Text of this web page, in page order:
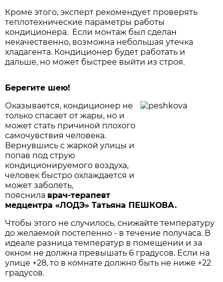
Кроме этого, эксперт рекомендует проверять
теплотехнические параметры работы
кондиционера. Если монтаж был сделан
некачественно, возможна небольшая утечка
хладагента. Кондиционер будет работать и
дальше, но может быстрее выйти из строя.
Берегите шею!
Оказывается, кондиционер не
только спасает от жары, но и
может стать причиной плохого
самочувствия человека.
Вернувшись с жаркой улицы и
попав под струю
кондиционируемого воздуха,
человек быстро охлаждается и
может заболеть,
пояснила врач-терапевт
медцентра «ЛОДЭ» Татьяна ПЕШКОВА.
Чтобы этого не случилось, снижайте температуру
до желаемой постепенно - в течение получаса. В
идеале разница температур в помещении и за
окном не должна превышать 6 градусов. Если на
улице +28, то в комнате должно быть не ниже +22
градусов.